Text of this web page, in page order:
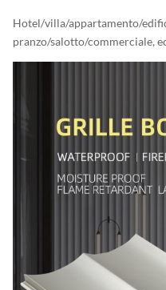
Hotel/villa/appartamento/
pranzo/salotto/commerciale,